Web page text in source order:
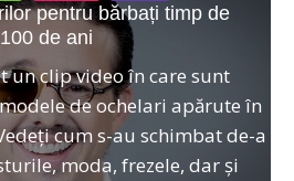
pentru bărbați timp de
100 de ani
un clip video în care sunt
de ochelari apărute în
cum s-au schimbat de-a
moda, frezele, dar și